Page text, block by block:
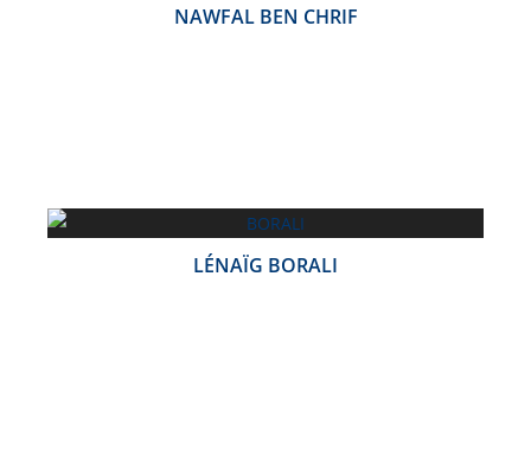
NAWFAL BEN CHRIF
LÉNAÏG BORALI